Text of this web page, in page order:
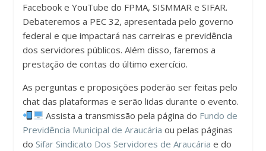
Facebook e YouTube do FPMA, SISMMAR e SIFAR.
Debateremos a PEC 32, apresentada pelo governo
federal e que impactará nas carreiras e previdência
dos servidores públicos. Além disso, faremos a
prestação de contas do último exercício.
As perguntas e proposições poderão ser feitas pelo
chat das plataformas e serão lidas durante o evento.
Assista a transmissão pela página do Fundo de
Previdência Municipal de Araucária ou pelas páginas
doSifar Sindicato Dos Servidores de Araucária e do